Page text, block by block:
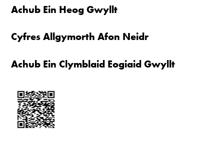
Achub Ein Heog Gwyllt
Cyfres Allgymorth Afon Neidr
Achub Ein Clymblaid Eogiaid Gwyllt